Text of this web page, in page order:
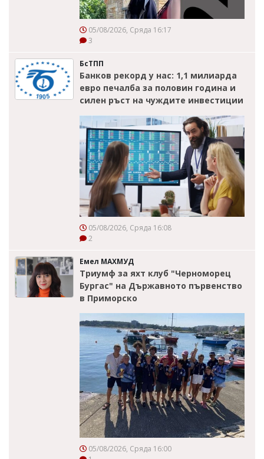
05/08/2026, Сряда 16:17
3
БсТПП
Банков рекорд у нас: 1,1 милиарда
евро печалба за половин година и
силен ръст на чуждите инвестиции
05/08/2026, Сряда 16:08
2
Емел МАХМУД
Триумф за яхт клуб "Черноморец
Бургас" на Държавното първенство
в Приморско
05/08/2026, Сряда 16:00